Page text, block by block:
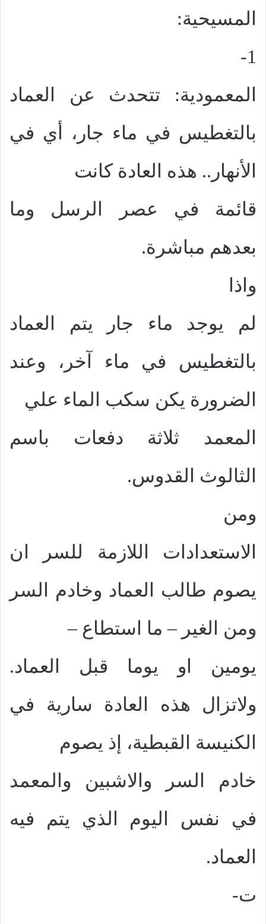
المسيحية:
1-
المعمودية: تتحدث عن العماد
بالتغطيس في ماء جار، أي في
الأنهار.. هذه العادة كانت
قائمة في عصر الرسل وما
بعدهم مباشرة.
واذا
لم يوجد ماء جار يتم العماد
بالتغطيس في ماء آخر، وعند
الضرورة يكن سكب الماء علي
المعمد ثلاثة دفعات باسم
الثالوث القدوس.
ومن
الاستعدادات اللازمة للسر ان
يصوم طالب العماد وخادم السر
ومن الغير – ما استطاع –
يومين او يوما قبل العماد.
ولاتزال هذه العادة سارية في
الكنيسة القبطية، إذ يصوم
خادم السر والاشبين والمعمد
في نفس اليوم الذي يتم فيه
العماد.
ت‌-